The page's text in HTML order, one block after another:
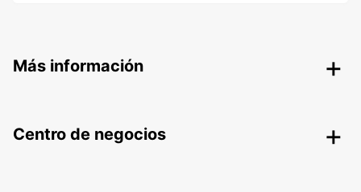
Más información
Centro de negocios